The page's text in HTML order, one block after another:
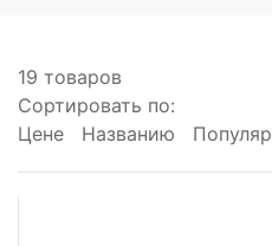
19 товаров
Сортировать по:
Цене
Названию